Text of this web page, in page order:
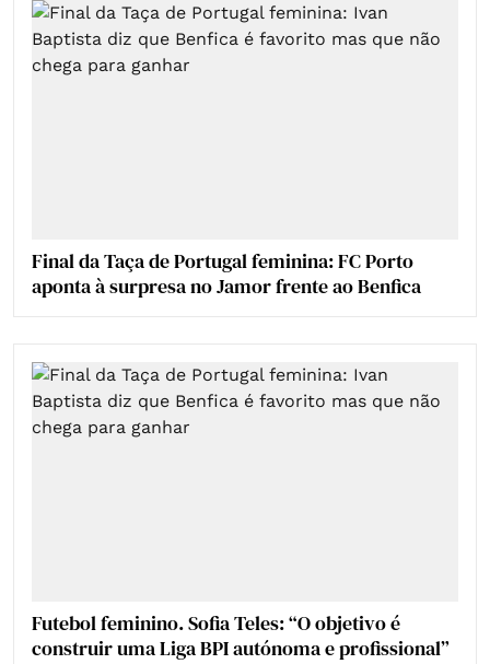
Final da Taça de Portugal feminina: FC Porto
aponta à surpresa no Jamor frente ao Benfica
Futebol feminino. Sofia Teles: “O objetivo é
construir uma Liga BPI autónoma e profissional”